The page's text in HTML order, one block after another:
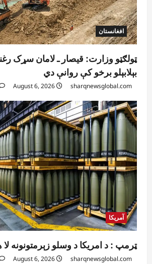
افغانستان
ټولګټو وزارت: قیصار ـ لامان سړک
بېلابېلو برخو کې روانې دي
sharqnewsglobal.com
آمریکا
ټرمپ : د امریکا د وسلو زېرمتونونه
sharqnewsglobal.com